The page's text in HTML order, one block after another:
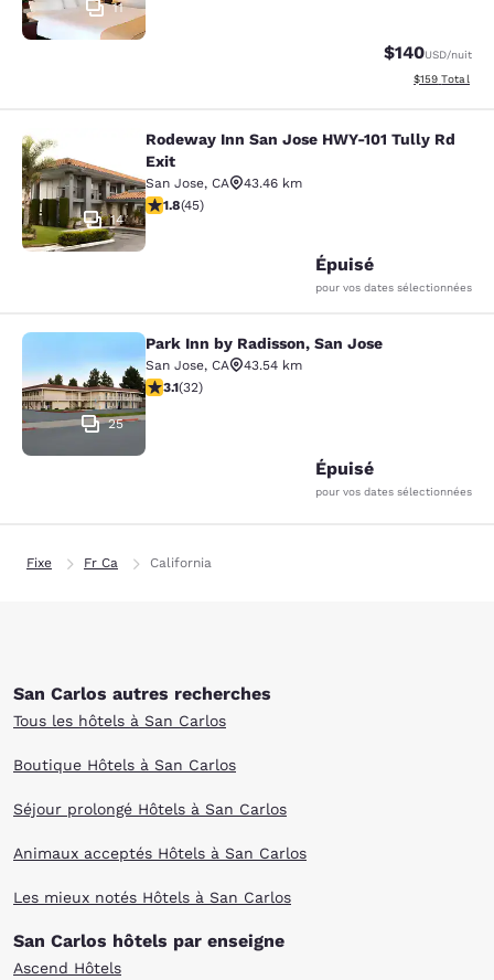
11
$140USD/nuit
Afficher les
$159 Total
Rodeway Inn San Jose HWY-101
14
Rodeway Inn San Jose HWY-101 Tully Rd
Exit
San Jose, CA
43.46 km
1.82 étoiles. Moyen. 45 commentaires
1.8(45)
Épuisé
pour vos dates sélectionnées
Park Inn by Radisson, San Jose
25
Park Inn by Radisson, San Jose
San Jose, CA
43.54 km
3.06 étoiles. Moyen. 32 commentaires
3.1(32)
Épuisé
pour vos dates sélectionnées
Fixe Fr Ca California
San Carlos autres recherches
Tous les hôtels à San Carlos
Boutique Hôtels à San Carlos
Séjour prolongé Hôtels à San Carlos
Animaux acceptés Hôtels à San Carlos
Les mieux notés Hôtels à San Carlos
San Carlos hôtels par enseigne
Ascend Hôtels